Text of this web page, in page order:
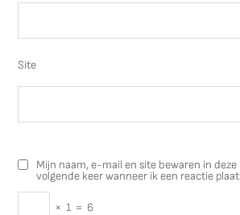
Site
Mijn naam, e-mail en site bewaren in
volgende keer wanneer ik een reactie
× 1 = 6